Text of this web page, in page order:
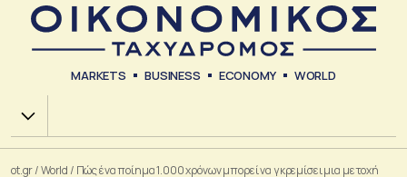
MARKETS BUSINESS ECONOMY WORLD
Χ.Α.
ot.gr/World / Πώς ένα ποίημα 1.000 χρόνων μπορεί να γκρεμίσει μια μετοχή